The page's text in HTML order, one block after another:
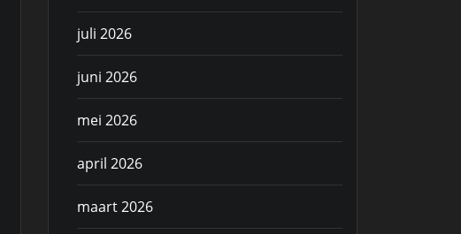
juli 2026
juni 2026
mei 2026
april 2026
maart 2026